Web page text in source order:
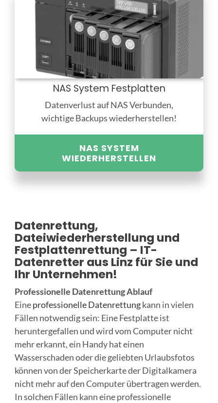
NAS System Festplatten
Datenverlust auf NAS Verbunden,
wichtige Backups wiederherstellen!
NAS SYSTEM
WIEDERHERSTELLEN
Datenrettung,
Dateiwiederherstellung und
Festplattenrettung – IT-
Datenretter aus Linz für Sie und
Ihr Unternehmen!
Professionelle Datenrettung Ablauf
Eineprofessionelle Datenrettungkann in vielen
Fällen notwendig sein: Eine Festplatte ist
heruntergefallen und wird vom Computer nicht
mehr erkannt, ein Handy hat einen
Wasserschaden oder die geliebten Urlaubsfotos
können von der Speicherkarte der Digitalkamera
nicht mehr auf den Computer übertragen werden.
In solchen Fällen kann eine professionelle